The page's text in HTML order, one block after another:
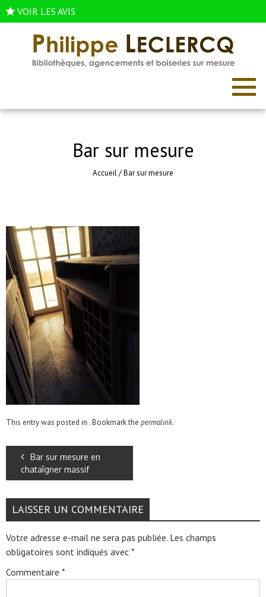
VOIR LES AVIS
Bar sur mesure
Accueil/Bar sur mesure
This entry was posted in . Bookmark the permalink.
Bar sur mesure en
chataîgner massif
LAISSER UN COMMENTAIRE
Votre adresse e-mail ne sera pas publiée. Les champs
obligatoires sont indiqués avec *
Commentaire *